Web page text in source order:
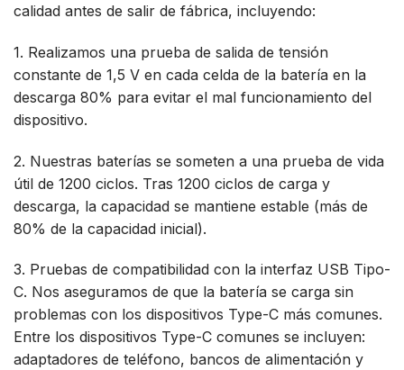
calidad antes de salir de fábrica, incluyendo:
1. Realizamos una prueba de salida de tensión
constante de 1,5 V en cada celda de la batería en la
descarga 80% para evitar el mal funcionamiento del
dispositivo.
2. Nuestras baterías se someten a una prueba de vida
útil de 1200 ciclos. Tras 1200 ciclos de carga y
descarga, la capacidad se mantiene estable (más de
80% de la capacidad inicial).
3. Pruebas de compatibilidad con la interfaz USB Tipo-
C. Nos aseguramos de que la batería se carga sin
problemas con los dispositivos Type-C más comunes.
Entre los dispositivos Type-C comunes se incluyen:
adaptadores de teléfono, bancos de alimentación y